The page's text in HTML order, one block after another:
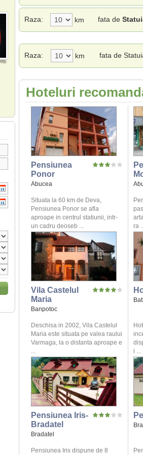
Raza: km fata de
Raza: km fata de
Hoteluri
Pensiunea
Ponor
Abucea
Situata la 60 km de Deva,
Pensiunea Ponor se afla
aproape in centrul statiunii, intr-
un cadru deoseb ...
ra
Vila Castelul
Maria
Banpotoc
Deschisa in 2002, Vila Castelul
Maria este situata pe valea raului
Varmaga, la o distanta aproape e
...
i ...
Pensiunea Iris-
Bradatel
Bradatel
Pensiunea Iris dispune de 8